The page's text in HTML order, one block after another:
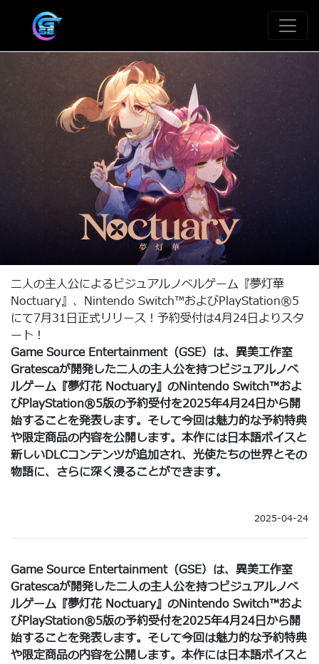
二人の主人公によるビジュアルノベルゲーム『夢灯華
Noctuary』、Nintendo Switch™およびPlayStation®5
にて7月31日正式リリース！予約受付は4月24日よりスタ
ート！
Game Source Entertainment（GSE）は、異美工作室
Gratescaが開発した二人の主人公を持つビジュアルノベ
ルゲーム『夢灯花 Noctuary』のNintendo Switch™およ
びPlayStation®5版の予約受付を2025年4月24日から開
始することを発表します。そして今回は魅力的な予約特典
や限定商品の内容を公開します。本作には日本語ボイスと
新しいDLCコンテンツが追加され、光使たちの世界とその
物語に、さらに深く浸ることができます。
2025-04-24
Game Source Entertainment（GSE）は、異美工作室
Gratescaが開発した二人の主人公を持つビジュアルノベ
ルゲーム『夢灯花 Noctuary』のNintendo Switch™およ
びPlayStation®5版の予約受付を2025年4月24日から開
始することを発表します。そして今回は魅力的な予約特典
や限定商品の内容を公開します。本作には日本語ボイスと